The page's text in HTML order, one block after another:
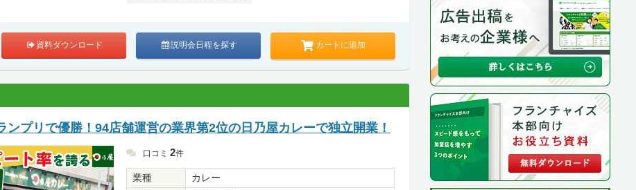
資料ダウンロード 説明会日程を探す カートに追加
ンプリで優勝！94店舗運営の業界第2位の日乃屋カレーで独立開業！
口コミ 2件
業種
カレー